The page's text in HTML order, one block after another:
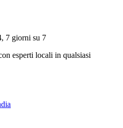
7 giorni su 7
esperti locali in qualsiasi